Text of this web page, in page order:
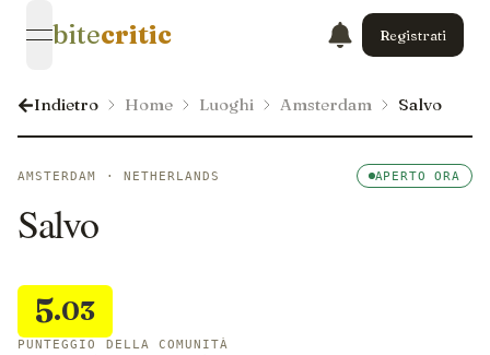
open navigation menu
bitecritic Registrati
Indietro Home Luoghi Amsterdam Salvo
AMSTERDAM · NETHERLANDS APERTO ORA
Salvo
5.03
PUNTEGGIO DELLA COMUNITÀ